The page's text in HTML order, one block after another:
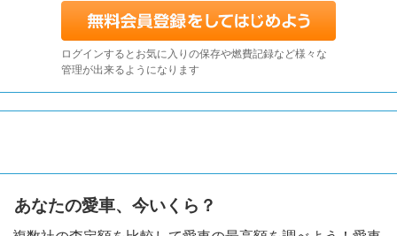
ログインするとお気に入りの保存や燃費記録など様々な
管理が出来るようになります
あなたの愛車、今いくら？